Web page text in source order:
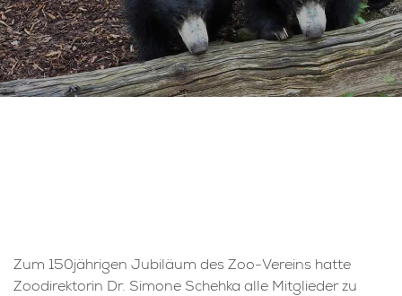
Zum 150jährigen Jubiläum des Zoo-Vereins hatte
Zoodirektorin Dr. Simone Schehka alle Mitglieder zu